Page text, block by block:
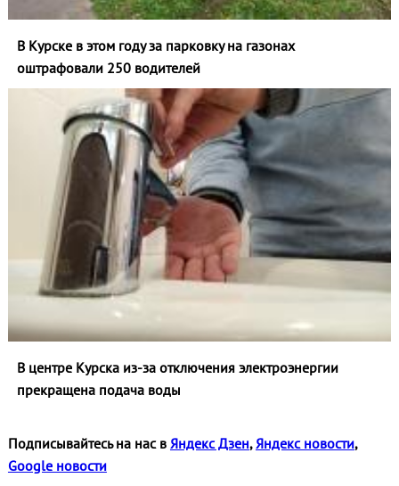
В Курске в этом году за парковку на газонах
оштрафовали 250 водителей
В центре Курска из‑за отключения электроэнергии
прекращена подача воды
Подписывайтесь на нас в Яндекс Дзен, Яндекс новости,
Google новости